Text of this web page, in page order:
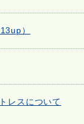
）
レスについて